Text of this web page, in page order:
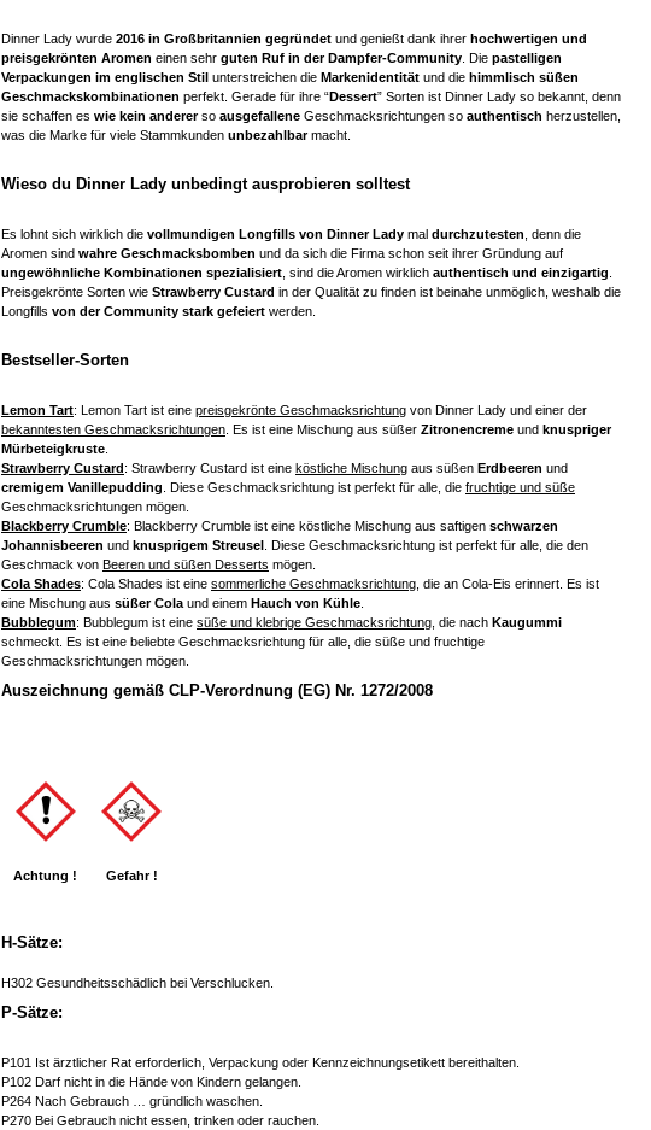
Dinner Lady wurde 2016 in Großbritannien gegründet und genießt dank ihrer hochwertigen und
preisgekrönten Aromen einen sehr guten Ruf in der Dampfer-Community . Die pastelligen
Verpackungen im englischen Stil unterstreichen die Markenidentität und die himmlisch süßen
Geschmackskombinationen perfekt. Gerade für ihre “Dessert” Sorten ist Dinner Lady so bekannt, denn
sie schaffen es wie kein andererso ausgefallene Geschmacksrichtungen so authentisch herzustellen,
was die Marke für viele Stammkunden unbezahlbarmacht.
Wieso du Dinner Lady unbedingt ausprobieren solltest
Es lohnt sich wirklich die vollmundigen Longfills von Dinner Lady mal durchzutesten , denn die
Aromen sind wahre Geschmacksbomben und da sich die Firma schon seit ihrer Gründung auf
ungewöhnliche Kombinationen spezialisiert , sind die Aromen wirklich authentisch und einzigartig
Preisgekrönte Sorten wie Strawberry Custard in der Qualität zu finden ist beinahe unmöglich, weshalb die
Longfills von der Community stark gefeiert werden.
Bestseller-Sorten
Lemon Tart: Lemon Tart ist eine preisgekrönte Geschmacksrichtung von Dinner Lady und einer der
bekanntesten Geschmacksrichtungen . Es ist eine Mischung aus süßer Zitronencreme und knuspriger
Mürbeteigkruste
Strawberry Custard: Strawberry Custard ist eine köstliche Mischung aus süßen Erdbeeren und
cremigem Vanillepudding . Diese Geschmacksrichtung ist perfekt für alle, die fruchtige und süße
Geschmacksrichtungen mögen.
Blackberry Crumble: Blackberry Crumble ist eine köstliche Mischung aus saftigen schwarzen
Johannisbeeren und knusprigem Streusel . Diese Geschmacksrichtung ist perfekt für alle, die den
Geschmack von Beeren und süßen Desserts mögen.
Cola Shades: Cola Shades ist eine sommerliche Geschmacksrichtung , die an Cola-Eis erinnert. Es ist
eine Mischung aus süßer Cola und einem Hauch von Kühle
Bubblegum: Bubblegum ist eine süße und klebrige Geschmacksrichtung , die nach Kaugummi
schmeckt. Es ist eine beliebte Geschmacksrichtung für alle, die süße und fruchtige
Geschmacksrichtungen mögen.
Auszeichnung gemäß CLP-Verordnung (EG) Nr. 1272/2008
Achtung ! Gefahr !
H-Sätze:
H302 Gesundheitsschädlich bei Verschlucken.
P-Sätze:
P101 Ist ärztlicher Rat erforderlich, Verpackung oder Kennzeichnungsetikett bereithalten.
P102 Darf nicht in die Hände von Kindern gelangen.
P264 Nach Gebrauch … gründlich waschen.
P270 Bei Gebrauch nicht essen, trinken oder rauchen.